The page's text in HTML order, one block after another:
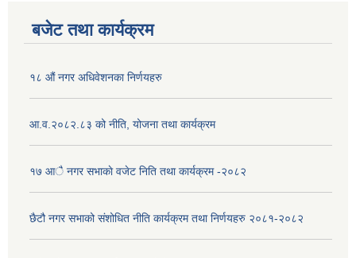
बजेट तथा कार्यक्रम
१८ औं नगर अधिवेशनका निर्णयहरु
आ.व.२०८२.८३ को नीति, योजना तथा कार्यक्रम
१७ आै नगर सभाकाे वजेट निति तथा कार्यक्रम -२०८२
छैटौ नगर सभाको संशोधित नीति कार्यक्रम तथा निर्णयहरु २०८१-२०८२